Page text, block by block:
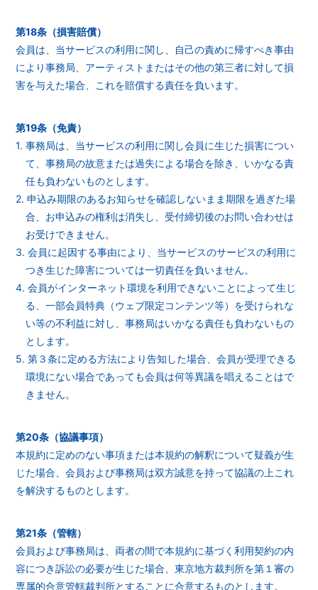
第18条（損害賠償）
会員は、当サービスの利用に関し、自己の責めに帰すべき事由
により事務局、アーティストまたはその他の第三者に対して損
害を与えた場合、これを賠償する責任を負います。
第19条（免責）
1. 事務局は、当サービスの利用に関し会員に生じた損害につい
て、事務局の故意または過失による場合を除き、いかなる責
任も負わないものとします。
2. 申込み期限のあるお知らせを確認しないまま期限を過ぎた場
合、お申込みの権利は消失し、受付締切後のお問い合わせは
お受けできません。
3. 会員に起因する事由により、当サービスのサービスの利用に
つき生じた障害については一切責任を負いません。
4. 会員がインターネット環境を利用できないことによって生じ
る、一部会員特典（ウェブ限定コンテンツ等）を受けられな
い等の不利益に対し、事務局はいかなる責任も負わないもの
とします。
5. 第３条に定める方法により告知した場合、会員が受理できる
環境にない場合であっても会員は何等異議を唱えることはで
きません。
第20条（協議事項）
本規約に定めのない事項または本規約の解釈について疑義が生
じた場合、会員および事務局は双方誠意を持って協議の上これ
を解決するものとします。
第21条（管轄）
会員および事務局は、両者の間で本規約に基づく利用契約の内
容につき訴訟の必要が生じた場合、東京地方裁判所を第１審の
専属的合意管轄裁判所とすることに合意するものとします。